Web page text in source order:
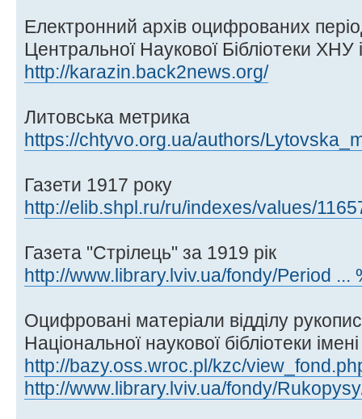
Електронний архів оцифрованих
Центральної Наукової Бібліотеки ХНУ
http://karazin.back2news.org/
Литовська метрика
https://chtyvo.org.ua/authors/
Газети 1917 року
http://elib.shpl.ru/ru/indexes/values/
Газета "Стрілець" за 1919 рік
http://www.library.lviv.ua/fondy/Period ...
Оцифровані матеріали відділу
Національної наукової бібліотеки
http://bazy.oss.wroc.pl/kzc/
http://www.library.lviv.ua/fondy/